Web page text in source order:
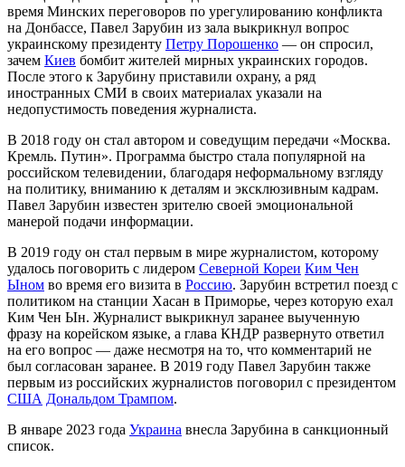
время Минских переговоров по урегулированию конфликта
на Донбассе, Павел Зарубин из зала выкрикнул вопрос
украинскому президенту Петру Порошенко — он спросил,
зачем Киев бомбит жителей мирных украинских городов.
После этого к Зарубину приставили охрану, а ряд
иностранных СМИ в своих материалах указали на
недопустимость поведения журналиста.
В 2018 году он стал автором и соведущим передачи «Москва.
Кремль. Путин». Программа быстро стала популярной на
российском телевидении, благодаря неформальному взгляду
на политику, вниманию к деталям и эксклюзивным кадрам.
Павел Зарубин известен зрителю своей эмоциональной
манерой подачи информации.
В 2019 году он стал первым в мире журналистом, которому
удалось поговорить с лидером Северной Кореи Ким Чен
Ыном во время его визита в Россию. Зарубин встретил поезд с
политиком на станции Хасан в Приморье, через которую ехал
Ким Чен Ын. Журналист выкрикнул заранее выученную
фразу на корейском языке, а глава КНДР развернуто ответил
на его вопрос — даже несмотря на то, что комментарий не
был согласован заранее. В 2019 году Павел Зарубин также
первым из российских журналистов поговорил с президентом
США Дональдом Трампом.
В январе 2023 года Украина внесла Зарубина в санкционный
список.